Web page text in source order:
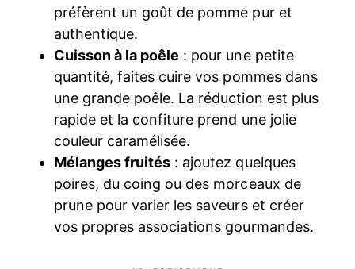
préfèrent un goût de pomme pur et
authentique.
Cuisson à la poêle : pour une petite
quantité, faites cuire vos pommes dans
une grande poêle. La réduction est plus
rapide et la confiture prend une jolie
couleur caramélisée.
Mélanges fruités : ajoutez quelques
poires, du coing ou des morceaux de
prune pour varier les saveurs et créer
vos propres associations gourmandes.